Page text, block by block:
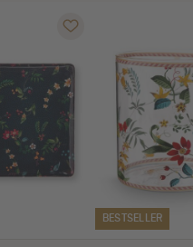
BESTSELLER